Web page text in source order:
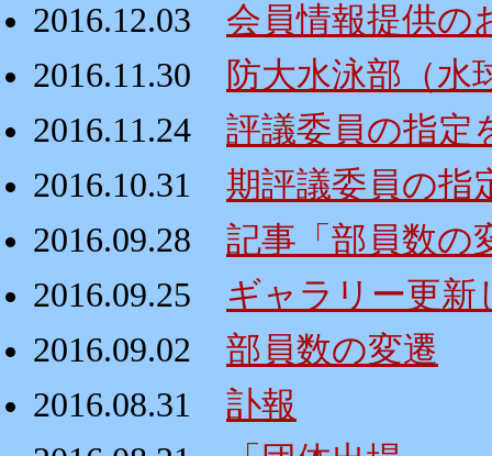
2016.12.03
会員情報提供の
2016.11.30
防大水泳部（水
2016.11.24
評議委員の指定
2016.10.31
期評議委員の指
2016.09.28
記事「部員数の
2016.09.25
ギャラリー更新
2016.09.02
部員数の変遷
2016.08.31
訃報